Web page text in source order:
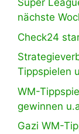
Super
nächste
Check24
Tippspielen
WM-
gewinnen
Gazi WM-